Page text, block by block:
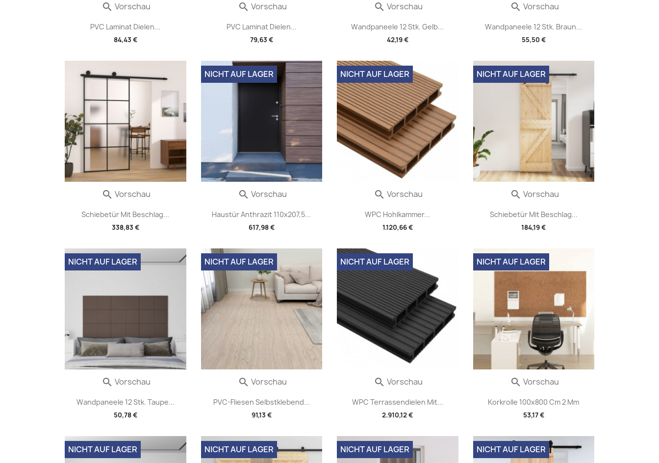
PVC Laminat Dielen...
84,43 €
 Vorschau
PVC Laminat Dielen...
79,63 €
 Vorschau
Wandpaneele 12 Stk. Gelb...
42,19 €
 Vorschau
Wandpaneele 12 Stk. Braun...
55,50 €
 Vorschau
Schiebetür Mit Beschlag...
338,83 €
 Vorschau
Haustür Anthrazit 110x207,5...
617,98 €
NICHT AUF LAGER
 Vorschau
WPC Hohlkammer...
1.120,66 €
NICHT AUF LAGER
 Vorschau
Schiebetür Mit Beschlag...
184,19 €
NICHT AUF LAGER
 Vorschau
Wandpaneele 12 Stk. Taupe...
50,78 €
NICHT AUF LAGER
 Vorschau
PVC-Fliesen Selbstklebend...
91,13 €
NICHT AUF LAGER
 Vorschau
WPC Terrassendielen Mit...
2.910,12 €
NICHT AUF LAGER
 Vorschau
Korkrolle 100x800 Cm 2 Mm
53,17 €
NICHT AUF LAGER
 Vorschau
NICHT AUF LAGER NICHT AUF LAGER NICHT AUF LAGER NICHT AUF LAGER